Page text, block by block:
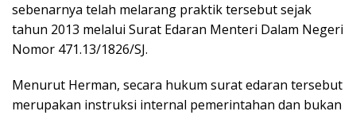
sebenarnya telah melarang praktik tersebut sejak
tahun 2013 melalui Surat Edaran Menteri Dalam Negeri
Nomor 471.13/1826/SJ.
Menurut Herman, secara hukum surat edaran tersebut
merupakan instruksi internal pemerintahan dan bukan